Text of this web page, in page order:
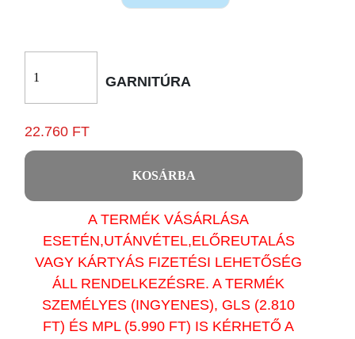
GARNITÚRA
22.760 FT
KOSÁRBA
A TERMÉK VÁSÁRLÁSA
ESETÉN,UTÁNVÉTEL,ELŐREUTALÁS
VAGY KÁRTYÁS FIZETÉSI LEHETŐSÉG
ÁLL RENDELKEZÉSRE. A TERMÉK
SZEMÉLYES (INGYENES), GLS (2.810
FT) ÉS MPL (5.990 FT) IS KÉRHETŐ A